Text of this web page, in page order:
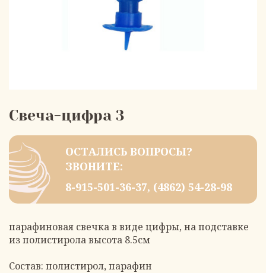
Свеча-цифра 3
ОСТАЛИСЬ ВОПРОСЫ?
ЗВОНИТЕ:
8-915-501-36-37, (4862) 54-28-98
парафиновая свечка в виде цифры, на подставке
из полистирола высота 8.5см
Состав: полистирол, парафин